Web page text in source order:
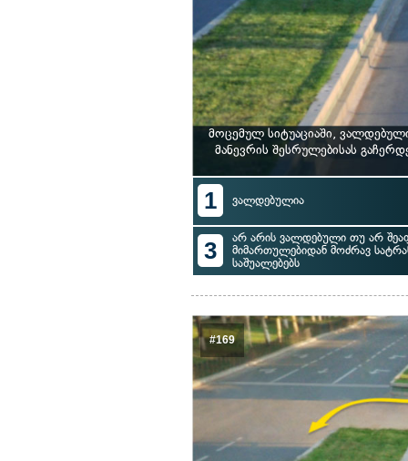
მოცემულ სიტუაციაში,
მანევრის შესრულებისას
1 ვალდებულია
3
არ არის ვალდებული თუ არ
მიმართულებიდან მოძრავ
საშუალებებს
#169